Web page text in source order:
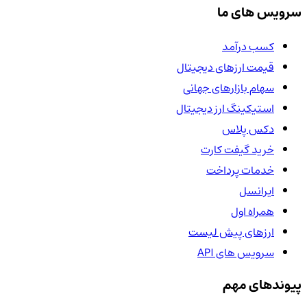
سرویس های ما
کسب درآمد
قیمت ارزهای دیجیتال
سهام بازارهای جهانی
استیکینگ ارز دیجیتال
دکس پلاس
خرید گیفت کارت
خدمات پرداخت
ایرانسل
همراه اول
ارزهای پیش لیست
سرویس های API
پیوندهای مهم